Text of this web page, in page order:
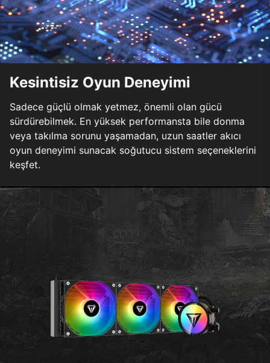
Kesintisiz Oyun Deneyimi
Sadece güçlü olmak yetmez, önemli olan gücü
sürdürebilmek. En yüksek performansta bile donma
veya takılma sorunu yaşamadan, uzun saatler akıcı
oyun deneyimi sunacak soğutucu sistem seçeneklerini
keşfet.